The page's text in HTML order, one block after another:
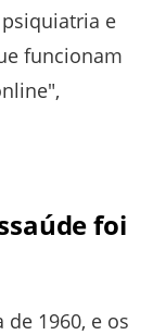
e
funcionam
foi
1960, e os